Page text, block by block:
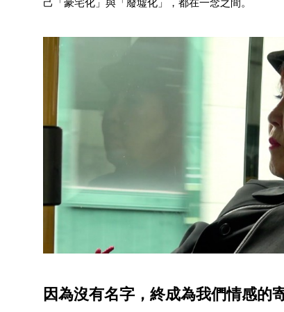
因為沒有名字，終成為我們情感的